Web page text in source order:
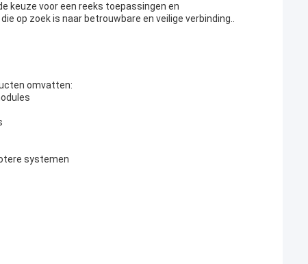
keuze voor een reeks toepassingen en
op zoek is naar betrouwbare en veilige verbinding..
omvatten:
systemen